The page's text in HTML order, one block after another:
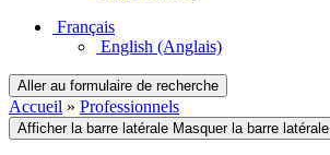
Français
English (Anglais)
Aller au formulaire de recherche
Accueil » Professionnels
Afficher la barre latérale Masquer la barre latérale